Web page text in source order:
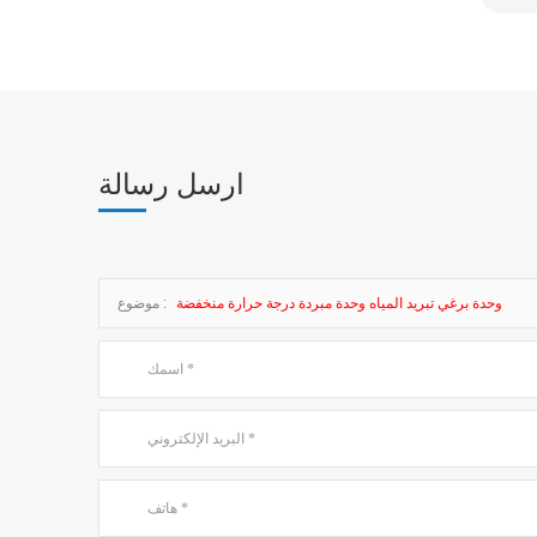
ارسل رسالة
موضوع : وحدة برغي تبريد المياه وحدة مبردة درجة حرارة منخفضة